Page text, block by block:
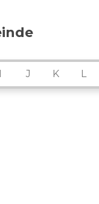
I J K L